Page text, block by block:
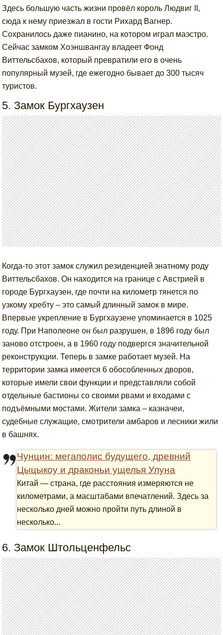
Здесь большую часть жизни провёл король Людвиг II,
сюда к нему приезжал в гости Рихард Вагнер.
Сохранилось даже пианино, на котором играл маэстро.
Сейчас замком Хоэншвангау владеет Фонд
Виттельсбахов, который превратили его в очень
популярный музей, где ежегодно бывает до 300 тысяч
туристов.
5. Замок Бургхаузен
Когда-то этот замок служил резиденцией знатному роду
Виттельсбахов. Он находится на границе с Австрией в
городе Бургхаузен, где почти на километр тянется по
узкому хребту – это самый длинный замок в мире.
Впервые укрепление в Бургхаузене упоминается в 1025
году. При Наполеоне он был разрушен, в 1896 году был
заново отстроен, а в 1960 году подвергся значительной
реконструкции. Теперь в замке работает музей. На
территории замка имеется 6 обособленных дворов,
которые имели свои функции и представляли собой
отдельные бастионы со своими рвами и входами с
подъёмными мостами. Жители замка – казначеи,
судебные служащие, смотрители амбаров и лесники жили
в башнях.
Чунцин: мегаполис будущего, древний
Цыцыкоу и драконьи ущелья Улуна
Китай — страна, где расстояния измеряются не
километрами, а масштабами впечатлений. Здесь за
несколько дней можно пройти путь длиной в
несколько...
6. Замок Штольценфельс